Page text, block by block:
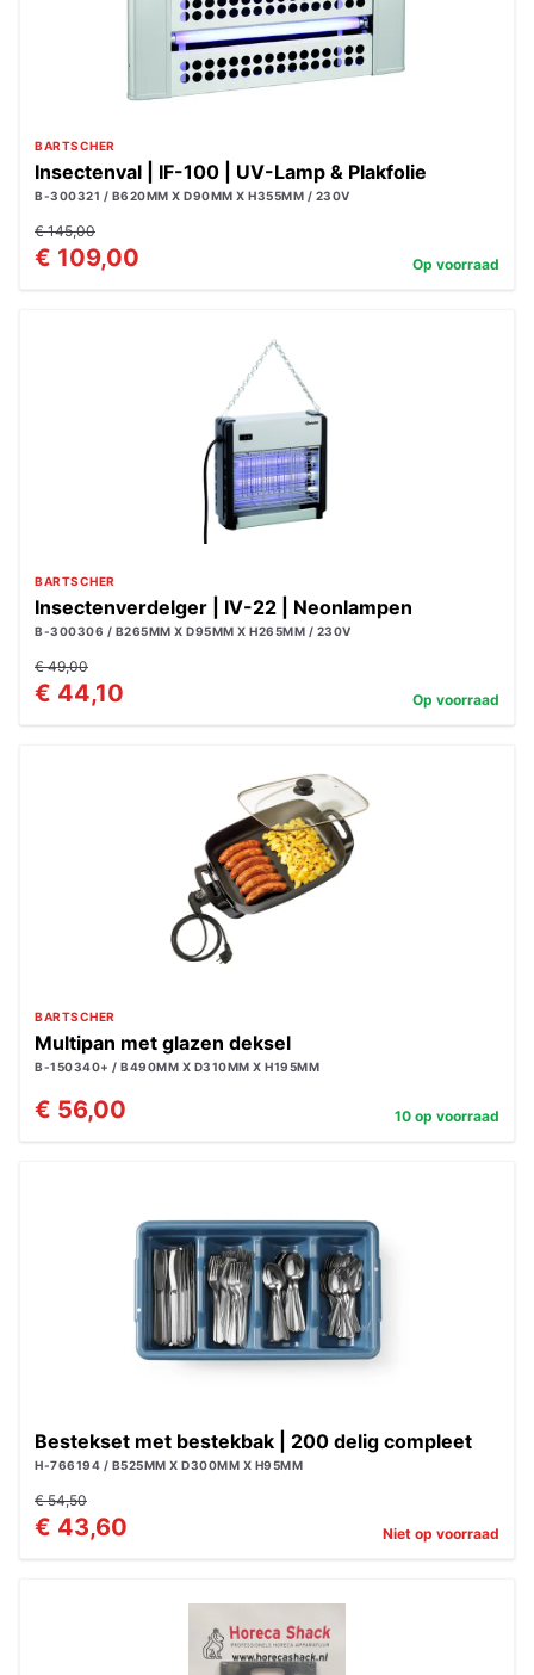
BARTSCHER
Insectenval | IF-100 | UV-Lamp & Plakfolie
B-300321 / B620MM X D90MM X H355MM / 230V
€ 145,00
€ 109,00 Op voorraad
BARTSCHER
Insectenverdelger | IV-22 | Neonlampen
B-300306 / B265MM X D95MM X H265MM / 230V
€ 49,00
€ 44,10 Op voorraad
BARTSCHER
Multipan met glazen deksel
B-150340+ / B490MM X D310MM X H195MM
€ 56,00 10 op voorraad
Bestekset met bestekbak | 200 delig compleet
H-766194 / B525MM X D300MM X H95MM
€ 54,50
€ 43,60 Niet op voorraad